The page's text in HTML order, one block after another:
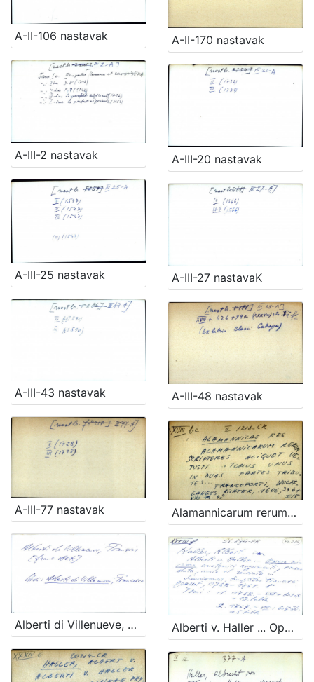
A-II-106 nastavak A-II-170 nastavak
A-III-2 nastavak A-III-20 nastavak
A-III-25 nastavak A-III-27 nastavaK
A-III-43 nastavak A-III-48 nastavak
A-III-77 nastavak Alamannicarum rerum scriptores aliquot vetusti .... Tomus unus in duas partes tributes ...
Alberti di Villenueve, Francois OPĆA UPUTNICA Alberti v. Haller ... Opera minora anatomici emendata, aucta, et renovata ...